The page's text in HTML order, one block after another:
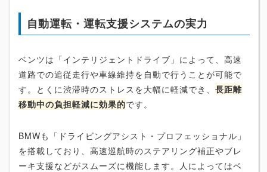
自動運転・運転支援システムの実力
ベンツは「インテリジェントドライブ」によって、高速
道路での追従走行や車線維持を自動で行うことが可能で
す。とくに渋滞時のストレスを大幅に軽減でき、 長距離
移動中の負担軽減に効果的です。
BMWも「ドライビングアシスト・プロフェッショナル」
を搭載しており、高速巡航時のステアリング補正やブレ
ーキ支援などがスムーズに機能します。人によってはベ